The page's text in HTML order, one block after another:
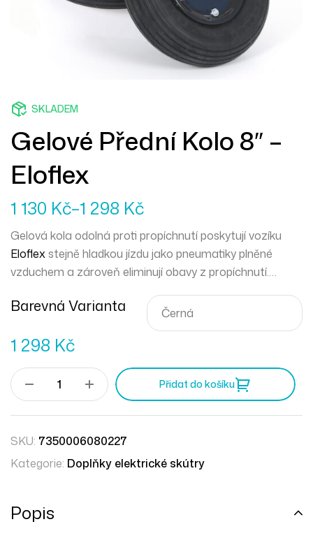
SKLADEM
Gelové Přední Kolo 8″ –
Eloflex
1 130 Kč–1 298 Kč
Gelová kola odolná proti propíchnutí poskytují vozíku
Eloflexstejně hladkou jízdu jako pneumatiky plněné
vzduchem a zároveň eliminují obavy z propíchnutí.
Barevná Varianta
1 298 Kč
Přidat do košíku
SKU: 7350006080227
Kategorie: Doplňky elektrické skútry
Popis